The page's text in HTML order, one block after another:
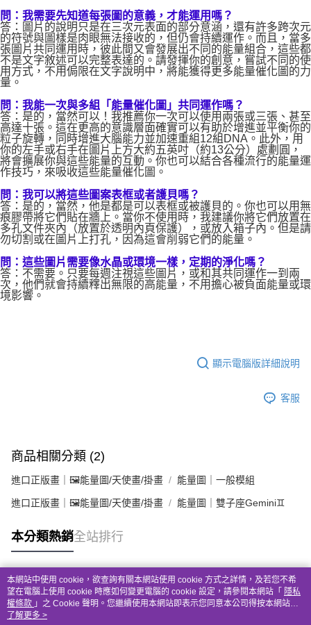
問：我需要先知道每張圖的意義，才能運用嗎？
答：圖片的說明只是在三次元表面的部分意涵，還有許多跨次元
的符號與圖樣是肉眼無法接收的，但仍會持續運作。而且，當多
張圖片共同運用時，彼此間又會發展出不同的能量組合，這些都
不是文字敘述可以完整表達的。請發揮你的創意，嘗試不同的使
用方式，不用侷限在文字說明中，將能獲得更多能量催化圖的力
量。
問：我能一次與多組「能量催化圖」共同運作嗎？
答：是的，當然可以！我推薦你一次可以使用兩張或三張、甚至
高達十張。這在更高的意識層面確實可以有助於增進並平衡你的
粒子旋轉，同時增進大腦能力並加速重組12組DNA。此外，用
你的左手或右手在圖片上方大約五英吋（約13公分）處劃圓，
將會擴展你與這些能量的互動。你也可以結合各種流行的能量運
作技巧，來吸收這些能量催化圖。
問：我可以將這些圖案表框或者護貝嗎？
答：是的，當然，他是都是可以表框或被護貝的。你也可以用無
痕膠帶將它們貼在牆上。當你不使用時，我建議你將它們放置在
多孔文件夾內（放置於透明內頁保護），或放入箱子內。但是請
勿切割或在圖片上打孔，因為這會削弱它們的能量。
問：這些圖片需要像水晶或環境一樣，定期的淨化嗎？
答：不需要。只要每週注視這些圖片，或和其共同運作一到兩
次，他們就會持續釋出無限的高能量，不用擔心被負面能量或環
境影響。
顯示電腦版詳細說明
客服
商品相關分類 (2)
進口正版畫｜🖼️能量圖/天使畫/掛畫 能量圖｜一般模組
進口正版畫｜🖼️能量圖/天使畫/掛畫 能量圖｜雙子座Gemini♊
本分類熱銷全站排行
熱門標籤
本網站中使用 cookie，欲查詢有關本網站使用 cookie 方式之詳情，及若您不希
望在電腦上使用 cookie 時應如何變更電腦的 cookie 設定，請參閱本網站「 隱私
權條款 」之 Cookie 聲明。您繼續使用本網站即表示您同意本公司得按本網站使
用條款之 Cookie 聲明使用 cookie。
了解更多 >